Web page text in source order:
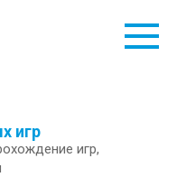
игр
игр,